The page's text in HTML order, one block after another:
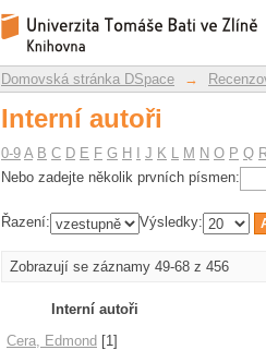
Interní autoři
Repozitář DSpace/Manakin
Domovská stránka DSpace →
Interní autoři
0-9 A B C D E F G H J K L M N O P Q
Nebo zadejte několik prvních písmen:
Řazení: Výsledky:
Zobrazují se záznamy 49-68 z 456
Interní autoři
Cera, Edmond [1]